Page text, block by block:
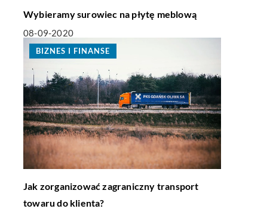
Wybieramy surowiec na płytę meblową
08-09-2020
BIZNES I FINANSE
Jak zorganizować zagraniczny transport
towaru do klienta?